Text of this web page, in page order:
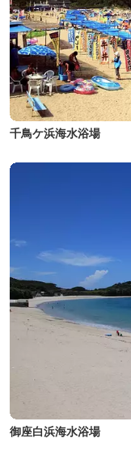
千鳥ケ浜海水浴場
御座白浜海水浴場